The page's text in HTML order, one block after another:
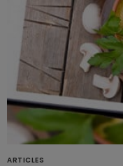
ARTICLES